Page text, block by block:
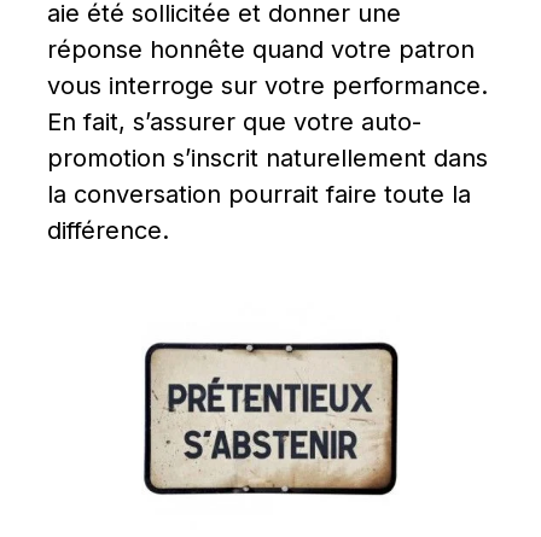
aie été sollicitée et donner une
réponse honnête quand votre patron
vous interroge sur votre performance.
En fait, s’assurer que votre auto-
promotion s’inscrit naturellement dans
la conversation pourrait faire toute la
différence.